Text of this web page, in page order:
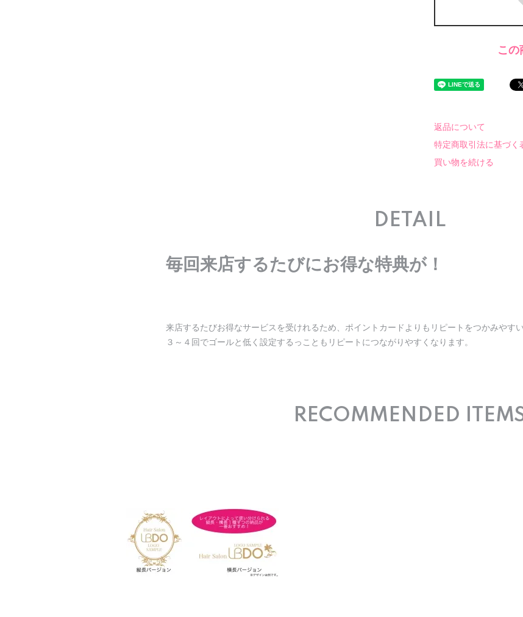
この
返品について
特定商取引法に基づく
買い物を続ける
DETAIL
毎回来店するたびにお得な特典が！
来店するたびお得なサービスを受けれるため、ポイントカードよりもリピートをつかみやすい
３～４回でゴールと低く設定するっこともリピートにつながりやすくなります。
RECOMMENDED